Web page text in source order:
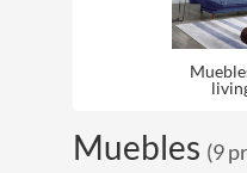
Muebles (9